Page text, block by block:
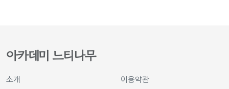
아카데미 느티나무
소개
이용약관